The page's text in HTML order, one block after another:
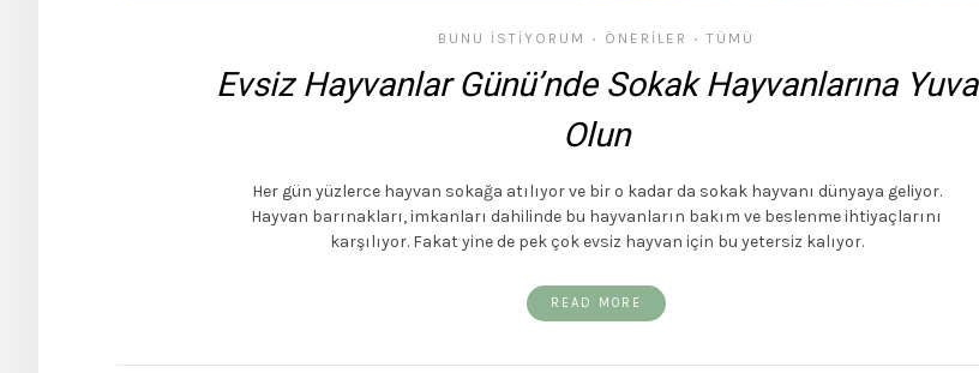
BUNU İSTIYORUM • ÖNERILER • TÜMÜ
Evsiz Hayvanlar Günü’nde Sokak Hayvanlarına Yuva
Olun
Her gün yüzlerce hayvan sokağa atılıyor ve bir o kadar da sokak hayvanı dünyaya geliyor.
Hayvan barınakları, imkanları dahilinde bu hayvanların bakım ve beslenme ihtiyaçlarını
karşılıyor. Fakat yine de pek çok evsiz hayvan için bu yetersiz kalıyor.
READ MORE